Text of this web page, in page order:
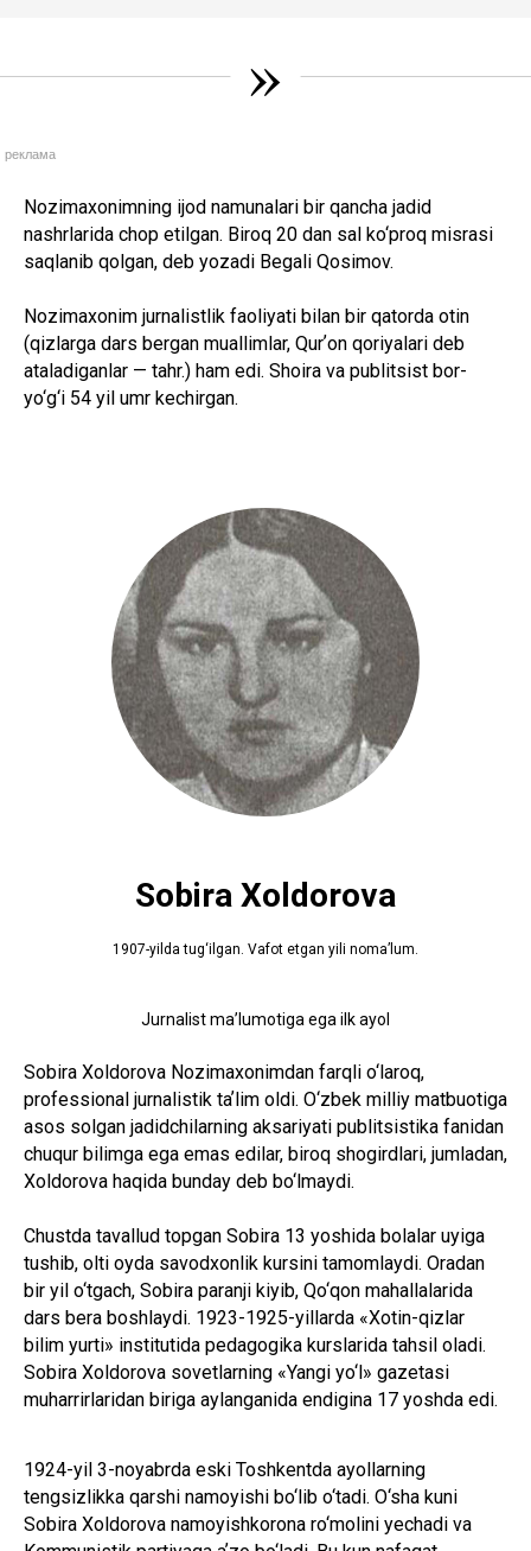
»
реклама
Nozimaxonimning ijod namunalari bir qancha jadid
nashrlarida chop etilgan. Biroq 20 dan sal ko‘proq misrasi
saqlanib qolgan, deb yozadi Begali Qosimov.
Nozimaxonim jurnalistlik faoliyati bilan bir qatorda otin
(qizlarga dars bergan muallimlar, Qurʼon qoriyalari deb
ataladiganlar — tahr.) ham edi. Shoira va publitsist bor-
yo‘g‘i 54 yil umr kechirgan.
Sobira Xoldorova
1907-yilda tug‘ilgan. Vafot etgan yili nomaʼlum.
Jurnalist maʼlumotiga ega ilk ayol
Sobira Xoldorova Nozimaxonimdan farqli o‘laroq,
professional jurnalistik taʼlim oldi. O‘zbek milliy matbuotiga
asos solgan jadidchilarning aksariyati publitsistika fanidan
chuqur bilimga ega emas edilar, biroq shogirdlari, jumladan,
Xoldorova haqida bunday deb bo‘lmaydi.
Chustda tavallud topgan Sobira 13 yoshida bolalar uyiga
tushib, olti oyda savodxonlik kursini tamomlaydi. Oradan
bir yil o‘tgach, Sobira paranji kiyib, Qo‘qon mahallalarida
dars bera boshlaydi. 1923-1925-yillarda «Xotin-qizlar
bilim yurti» institutida pedagogika kurslarida tahsil oladi.
Sobira Xoldorova sovetlarning «Yangi yo‘l» gazetasi
muharrirlaridan biriga aylanganida endigina 17 yoshda edi.
1924-yil 3-noyabrda eski Toshkentda ayollarning
tengsizlikka qarshi namoyishi bo‘lib o‘tadi. O‘sha kuni
Sobira Xoldorova namoyishkorona ro‘molini yechadi va